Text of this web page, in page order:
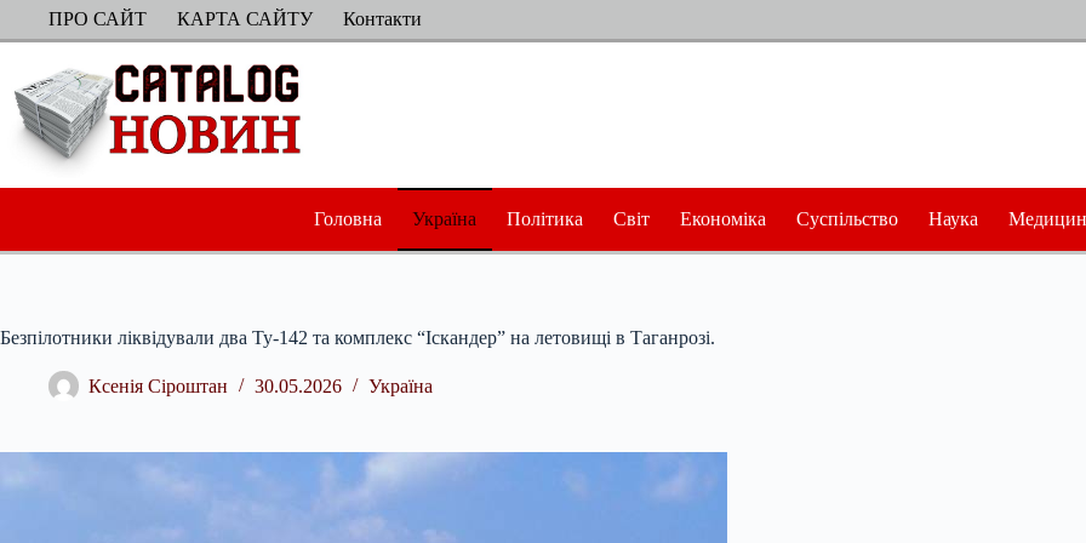
ПерейтиПРО САЙТ КАРТА САЙТУ Контакти
Головна Україна Політика Світ Економіка Суспільство Наука
Безпілотники ліквідували два Ту-142 та комплекс “Іскандер” на летовищі в Таганрозі.
Ксенія Сіроштан 30.05.2026 Україна